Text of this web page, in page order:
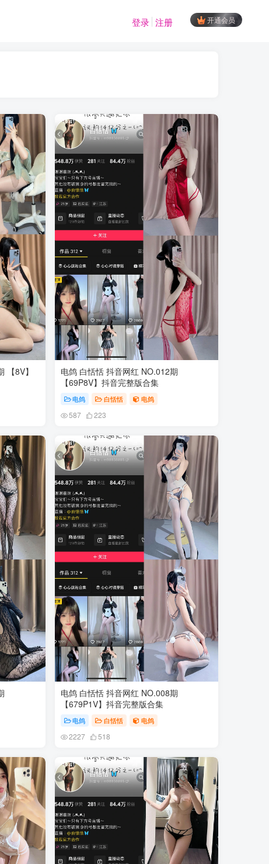
开通会员
登录 注册
【8V】
电鸽 白恬恬 抖音网红 NO.012期
【69P8V】抖音完整版合集
电鸽 白恬恬 电鸽
587 223
电鸽 白恬恬 抖音网红 NO.008期
【679P1V】抖音完整版合集
电鸽 白恬恬 电鸽
2227 518